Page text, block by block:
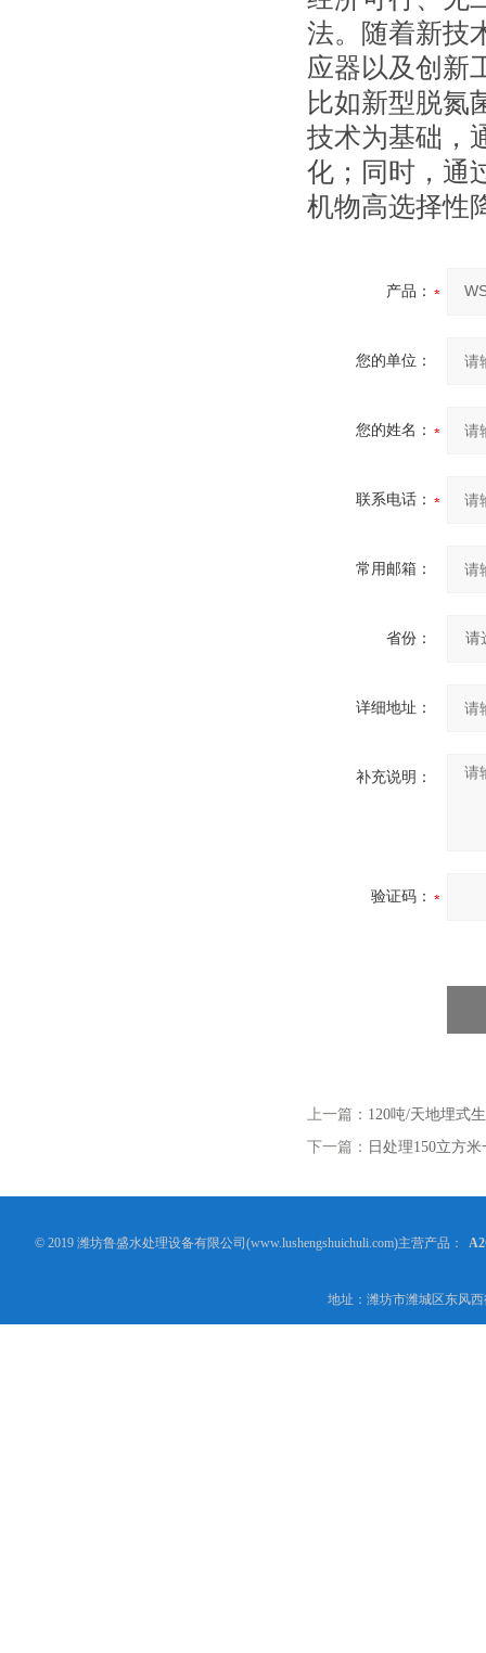
法。随着新技
应器以及创新
比如新型脱氮
技术为基础，
化；同时，通
机物高选择性
产品：
您的单位：
您的姓名：
联系电话：
常用邮箱：
省份：
详细地址：
补充说明：
验证码：
上一篇： 120吨/天地埋式
下一篇： 日处理150立方
© 2019 潍坊鲁盛水处理设备有限公司(www.lushengshuichuli.com)主营产品：
地址：潍坊市潍城区东风